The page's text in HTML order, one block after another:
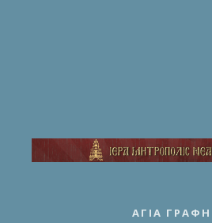
ΑΓΊΑ ΓΡΑΦΉ